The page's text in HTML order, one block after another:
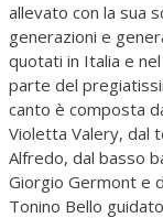
allevato con la sua
generazioni e
quotati in Italia e
parte del
canto è composta
Violetta Valery, dal
Alfredo, dal basso
Giorgio Germont e
Tonino Bello